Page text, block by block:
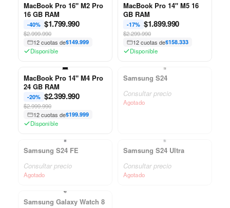
MacBook Pro 16" M2 Pro
16 GB RAM
-40% $1.799.990
$2.999.990
12 cuotas de$149.999
Disponible
MacBook Pro 14" M5 16
GB RAM
-17% $1.899.990
$2.299.990
12 cuotas de$158.333
Disponible
MacBook Pro 14" M4 Pro
24 GB RAM
-20% $2.399.990
$2.999.990
12 cuotas de$199.999
Disponible
Samsung S24
Consultar precio
Agotado
Samsung S24 FE
Consultar precio
Agotado
Samsung S24 Ultra
Consultar precio
Agotado
Samsung Galaxy Watch 8